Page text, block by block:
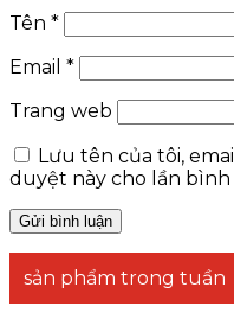
Tên *
Email *
Trang web
Lưu tên của tôi,
duyệt này cho lần
sản phẩm trong tuần